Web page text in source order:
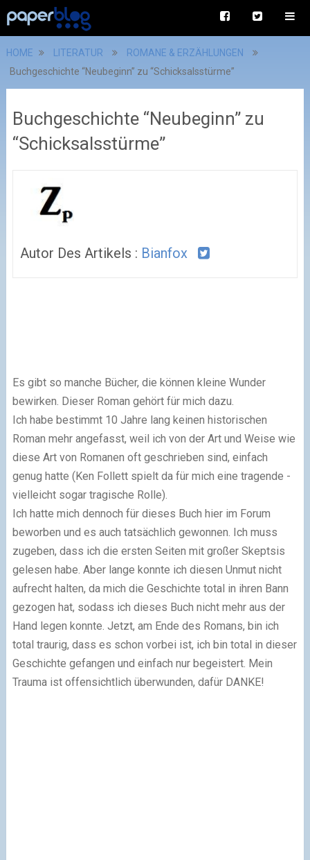
HOME LITERATUR
ROMANE & ERZÄHLUNGEN
Buchgeschichte “Neubeginn” zu “Schicksalsstürme”
Buchgeschichte “Neubeginn” zu
“Schicksalsstürme”
Autor Des Artikels : Bianfox
Es gibt so manche Bücher, die können kleine Wunder
bewirken. Dieser Roman gehört für mich dazu.
Ich habe bestimmt 10 Jahre lang keinen historischen
Roman mehr angefasst, weil ich von der Art und Weise wie
diese Art von Romanen oft geschrieben sind, einfach
genug hatte (Ken Follett spielt da für mich eine tragende -
vielleicht sogar tragische Rolle).
Ich hatte mich dennoch für dieses Buch hier im Forum
beworben und es auch tatsächlich gewonnen. Ich muss
zugeben, dass ich die ersten Seiten mit großer Skeptsis
gelesen habe. Aber lange konnte ich diesen Unmut nicht
aufrecht halten, da mich die Geschichte total in ihren Bann
gezogen hat, sodass ich dieses Buch nicht mehr aus der
Hand legen konnte. Jetzt, am Ende des Romans, bin ich
total traurig, dass es schon vorbei ist, ich bin total in dieser
Geschichte gefangen und einfach nur begeistert. Mein
Trauma ist offensichtlich überwunden, dafür DANKE!